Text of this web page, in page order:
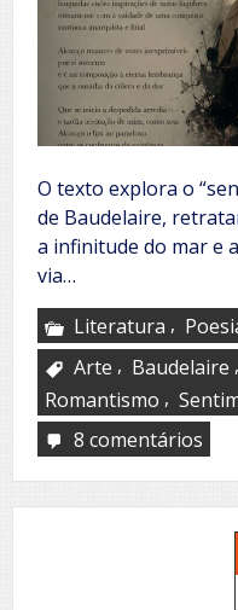
O texto explora o
de Baudelaire,
a infinitude do mar e
via…
Literatura ,
Arte , Baudelaire ,
Romantismo ,
8 comentários
tais